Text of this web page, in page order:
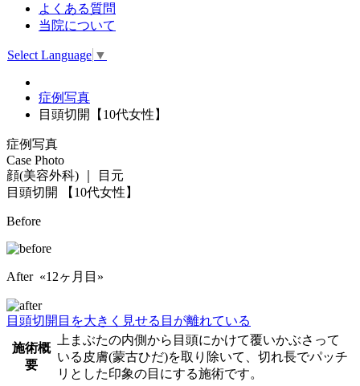
よくある質問
当院について
Select Language ▼
症例写真
目頭切開【10代女性】
症例写真
Case Photo
顔(美容外科) ｜ 目元
目頭切開
【10代女性】
Before
After «12ヶ月目»
目頭切開 目を大きく見せる 目が離れている
施術概
要
上まぶたの内側から目頭にかけて覆いかぶさって
いる皮膚(蒙古ひだ)を取り除いて、切れ長でパッチ
リとした印象の目にする施術です。